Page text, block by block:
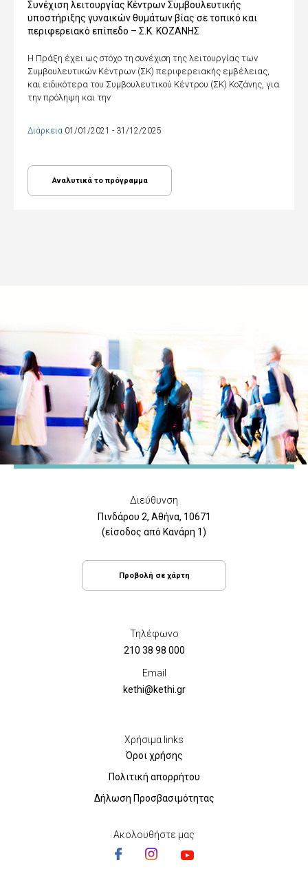
Συνέχιση λειτουργίας Κέντρων Συμβουλευτικής
υποστήριξης γυναικών θυμάτων βίας σε τοπικό και
περιφερειακό επίπεδο – Σ.Κ. ΚΟΖΑΝΗΣ
Η Πράξη έχει ως στόχο τη συνέχιση της λειτουργίας των
Συμβουλευτικών Κέντρων (ΣΚ) περιφερειακής εμβέλειας,
και ειδικότερα του Συμβουλευτικού Κέντρου (ΣΚ) Κοζάνης, για
την πρόληψη και την
Διάρκεια 01/01/2021 - 31/12/2025
Αναλυτικά το πρόγραμμα
Διεύθυνση
Πινδάρου 2, Αθήνα, 10671
(είσοδος από Κανάρη 1)
Προβολή σε χάρτη
Τηλέφωνο
210 38 98 000
Email
kethi@kethi.gr
Χρήσιμα links
Όροι χρήσης
Πολιτική απορρήτου
Δήλωση Προσβασιμότητας
Ακολουθήστε μας